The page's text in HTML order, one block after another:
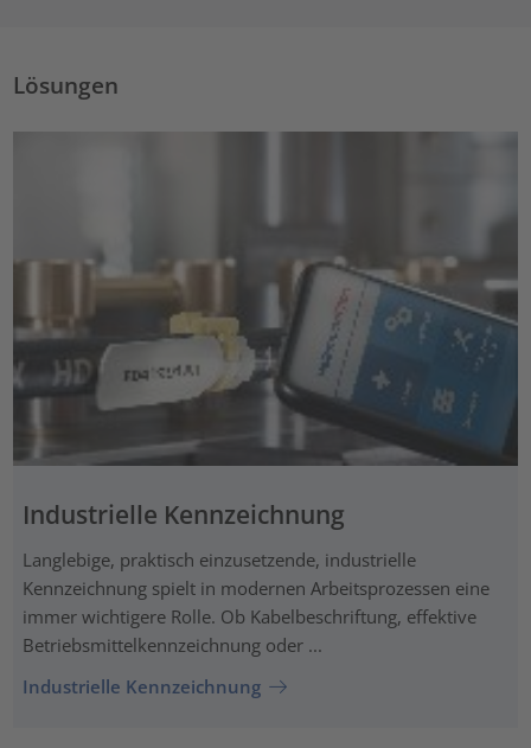
Lösungen
Industrielle Kennzeichnung
Langlebige, praktisch einzusetzende, industrielle
Kennzeichnung spielt in modernen Arbeitsprozessen eine
immer wichtigere Rolle. Ob Kabelbeschriftung, effektive
Betriebsmittelkennzeichnung oder ...
Industrielle Kennzeichnung